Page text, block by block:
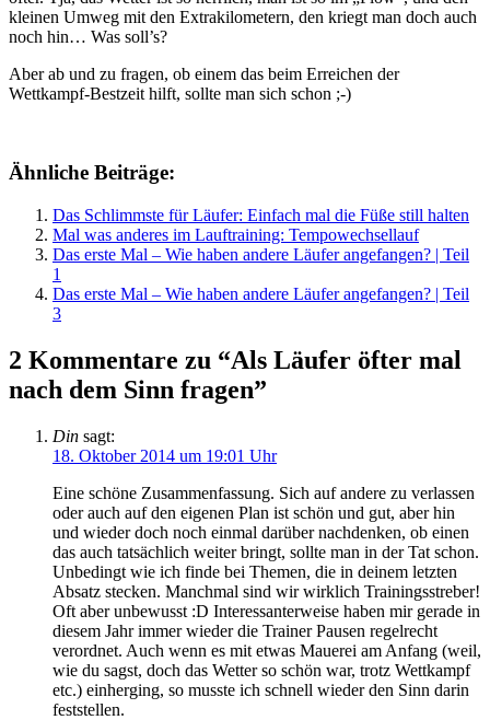
kleinen Umweg mit den Extrakilometern, den kriegt man doch auch
noch hin… Was soll’s?
Aber ab und zu fragen, ob einem das beim Erreichen der
Wettkampf-Bestzeit hilft, sollte man sich schon ;-)
Ähnliche Beiträge:
Das Schlimmste für Läufer: Einfach mal die Füße still halten
Mal was anderes im Lauftraining: Tempowechsellauf
Das erste Mal – Wie haben andere Läufer angefangen? | Teil
1
Das erste Mal – Wie haben andere Läufer angefangen? | Teil
3
2 Kommentare zu “Als Läufer öfter mal
nach dem Sinn fragen”
Din sagt:
18. Oktober 2014 um 19:01 Uhr
Eine schöne Zusammenfassung. Sich auf andere zu verlassen
oder auch auf den eigenen Plan ist schön und gut, aber hin
und wieder doch noch einmal darüber nachdenken, ob einen
das auch tatsächlich weiter bringt, sollte man in der Tat schon.
Unbedingt wie ich finde bei Themen, die in deinem letzten
Absatz stecken. Manchmal sind wir wirklich Trainingsstreber!
Oft aber unbewusst :D Interessanterweise haben mir gerade in
diesem Jahr immer wieder die Trainer Pausen regelrecht
verordnet. Auch wenn es mit etwas Mauerei am Anfang (weil,
wie du sagst, doch das Wetter so schön war, trotz Wettkampf
etc.) einherging, so musste ich schnell wieder den Sinn darin
feststellen.